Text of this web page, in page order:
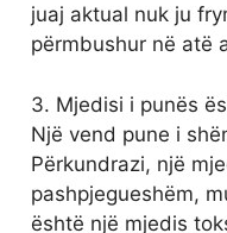
juaj aktual nuk ju
përmbushur në atë
3. Mjedisi i punës
Një vend pune i
Përkundrazi, një
pashpjegueshëm,
është një mjedis